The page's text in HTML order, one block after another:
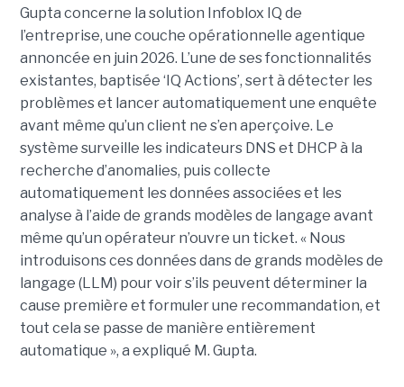
Gupta concerne la solution Infoblox IQ de
l’entreprise, une couche opérationnelle agentique
annoncée en juin 2026. L’une de ses fonctionnalités
existantes, baptisée ‘IQ Actions’, sert à détecter les
problèmes et lancer automatiquement une enquête
avant même qu’un client ne s’en aperçoive. Le
système surveille les indicateurs DNS et DHCP à la
recherche d’anomalies, puis collecte
automatiquement les données associées et les
analyse à l’aide de grands modèles de langage avant
même qu’un opérateur n’ouvre un ticket. « Nous
introduisons ces données dans de grands modèles de
langage (LLM) pour voir s’ils peuvent déterminer la
cause première et formuler une recommandation, et
tout cela se passe de manière entièrement
automatique », a expliqué M. Gupta.